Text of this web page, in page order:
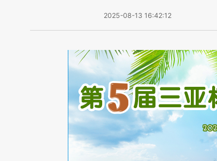
2025-08-13 16:42:12